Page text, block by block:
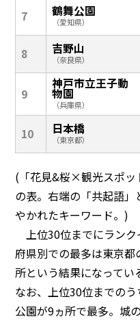
7 鶴舞公園
（愛知県）
8 吉野山
（奈良県）
9
神戸市立王子動
物園
（兵庫県）
10 日本橋
（東京都）
(「花見&桜×観光スポッ
の表。右端の「共起語
やかれたキーワード。)
上位30位までにラン
府県別での最多は東京
所という結果になってい
なお、上位30位までの
公園が9ヵ所で最多。城